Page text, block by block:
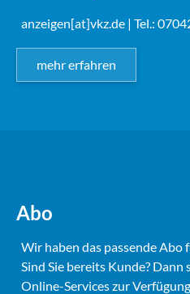
anzeigen[at]vkz.de | Tel.:
mehr erfahren
Abo
Wir haben das passende Abo
Sind Sie bereits Kunde?
Online-Services zur Verfügung.